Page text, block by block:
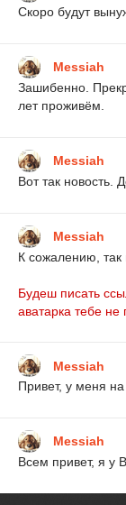
Скоро будут
Messiah
Зашибенно.
лет проживём.
Messiah
Вот так новость.
Messiah
К сожалению,
Будеш писать
аватарка тебе не
Messiah
Привет, у меня на
Messiah
Всем привет, я у